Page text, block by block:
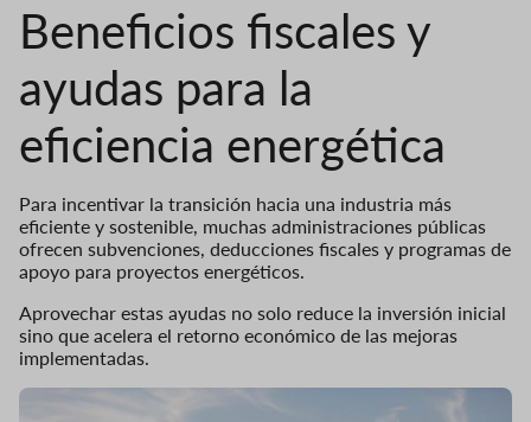
Beneficios fiscales y
ayudas para la
eficiencia energética
Para incentivar la transición hacia una industria más
eficiente y sostenible, muchas administraciones públicas
ofrecen subvenciones, deducciones fiscales y programas de
apoyo para proyectos energéticos.
Aprovechar estas ayudas no solo reduce la inversión inicial
sino que acelera el retorno económico de las mejoras
implementadas.